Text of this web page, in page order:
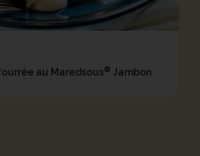
au Maredsous® Jambon